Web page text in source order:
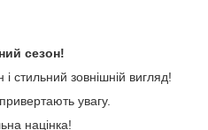
сезон!
стильний зовнішній вигляд!
увагу.
націнка!